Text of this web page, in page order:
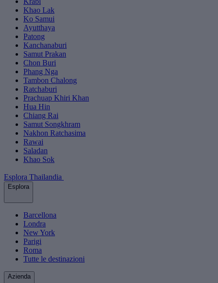
Khao Lak
Ko Samui
Ayutthaya
Patong
Kanchanaburi
Samut Prakan
Chon Buri
Phang Nga
Tambon Chalong
Ratchaburi
Prachuap Khiri Khan
Hua Hin
Chiang Rai
Samut Songkhram
Nakhon Ratchasima
Rawai
Saladan
Khao Sok
Esplora Thailandia
Esplora
Barcellona
Londra
New York
Parigi
Roma
Tutte le destinazioni
Azienda